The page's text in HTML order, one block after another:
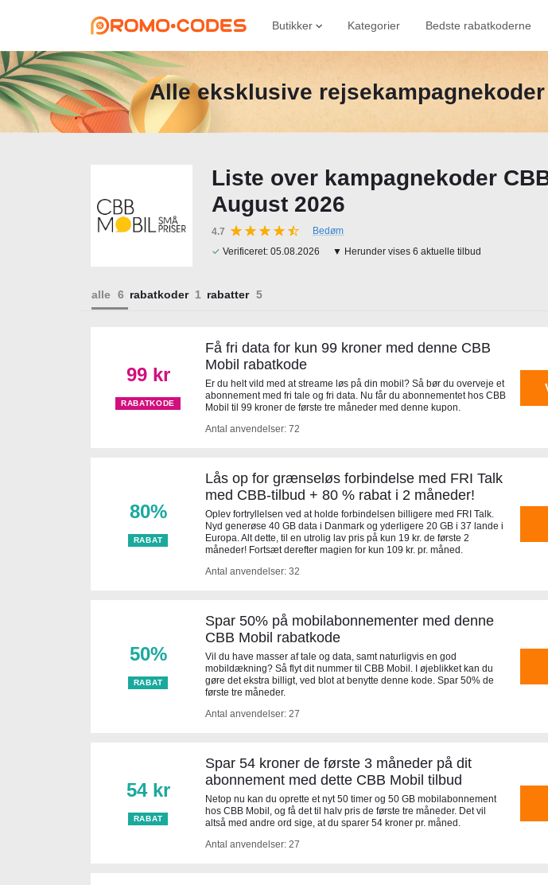
Butikker Kategorier Bedste rabatkoderne
Alle eksklusive
Liste over kampagnekoder
August 2026
4.7
Bedøm
✓ Verificeret: 05.08.2026 ▼ Herunder vises 6 aktuelle tilbud
alle rabatkoder rabatter
99 kr
RABATKODE
Få fri data for kun 99 kroner med denne CBB
Mobil rabatkode
Er du helt vild med at streame løs på din mobil? Så bør du overveje et
abonnement med fri tale og fri data. Nu får du abonnementet hos CBB
Mobil til 99 kroner de første tre måneder med denne kupon.
Antal anvendelser: 72
80%
RABAT
Lås op for grænseløs forbindelse med FRI Talk
med CBB-tilbud + 80 % rabat i 2 måneder!
Oplev fortryllelsen ved at holde forbindelsen billigere med FRI Talk.
Nyd generøse 40 GB data i Danmark og yderligere 20 GB i 37 lande i
Europa. Alt dette, til en utrolig lav pris på kun 19 kr. de første 2
måneder! Fortsæt derefter magien for kun 109 kr. pr. måned.
Antal anvendelser: 32
50%
RABAT
Spar 50% på mobilabonnementer med denne
CBB Mobil rabatkode
Vil du have masser af tale og data, samt naturligvis en god
mobildækning? Så flyt dit nummer til CBB Mobil. I øjeblikket kan du
gøre det ekstra billigt, ved blot at benytte denne kode. Spar 50% de
første tre måneder.
Antal anvendelser: 27
54 kr
RABAT
Spar 54 kroner de første 3 måneder på dit
abonnement med dette CBB Mobil tilbud
Netop nu kan du oprette et nyt 50 timer og 50 GB mobilabonnement
hos CBB Mobil, og få det til halv pris de første tre måneder. Det vil
altså med andre ord sige, at du sparer 54 kroner pr. måned.
Antal anvendelser: 27